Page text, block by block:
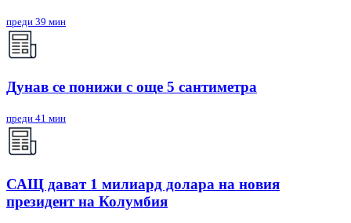
преди 39 мин
Дунав се понижи с още 5 сантиметра
преди 41 мин
САЩ дават 1 милиард долара на новия
президент на Колумбия